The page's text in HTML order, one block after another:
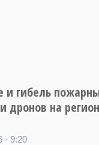
и гибель
дронов на
- 9:20